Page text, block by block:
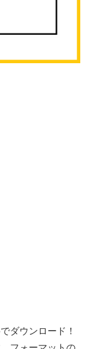
ダウンロード！